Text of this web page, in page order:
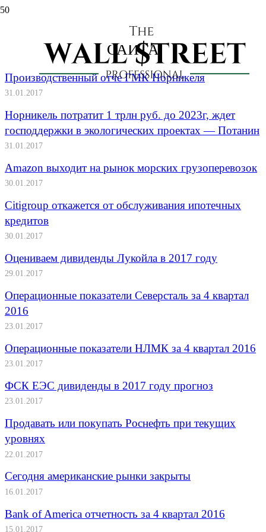
ВСЕ ПОСЛЕДНИЕ МАТЕРИАЛЫ
САЙТА
Производственный отче ГМК Норникеля
31.01.2017
Норникель потратит 1 трлн руб. до 2023г, ждет
господдержки в экологических проектах — Потанин
31.01.2017
Amazon выходит на рынок морских грузоперевозок
30.01.2017
Citigroup откажется от обслуживания ипотечных
кредитов
30.01.2017
Оцениваем дивиденды Лукойла в 2017 году
29.01.2017
Операционные показатели Северсталь за 4 квартал
2016
23.01.2017
Операционные показатели НЛМК за 4 квартал 2016
23.01.2017
ФСК ЕЭС дивиденды в 2017 году прогноз
23.01.2017
Продавать или покупать Роснефть при текущих
уровнях
22.01.2017
Сегодня американские рынки закрыты
16.01.2017
Bank of America отчетность за 4 квартал 2016
15.01.2017